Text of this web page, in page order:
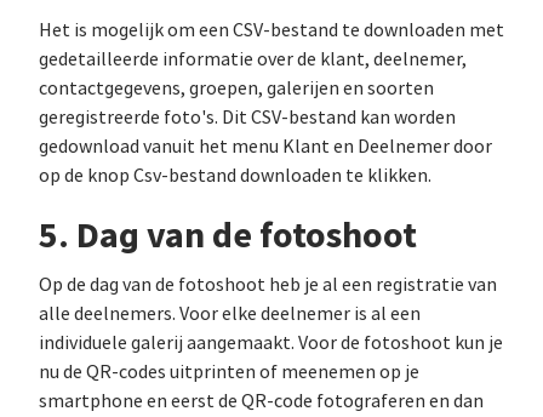
Het is mogelijk om een CSV-bestand te downloaden met
gedetailleerde informatie over de klant, deelnemer,
contactgegevens, groepen, galerijen en soorten
geregistreerde foto's. Dit CSV-bestand kan worden
gedownload vanuit het menu Klant en Deelnemer door
op de knop Csv-bestand downloaden te klikken.
5. Dag van de fotoshoot
Op de dag van de fotoshoot heb je al een registratie van
alle deelnemers. Voor elke deelnemer is al een
individuele galerij aangemaakt. Voor de fotoshoot kun je
nu de QR-codes uitprinten of meenemen op je
smartphone en eerst de QR-code fotograferen en dan